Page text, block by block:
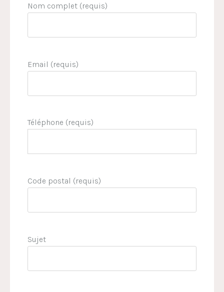
Nom complet (requis)
Email (requis)
Téléphone (requis)
Code postal (requis)
Sujet